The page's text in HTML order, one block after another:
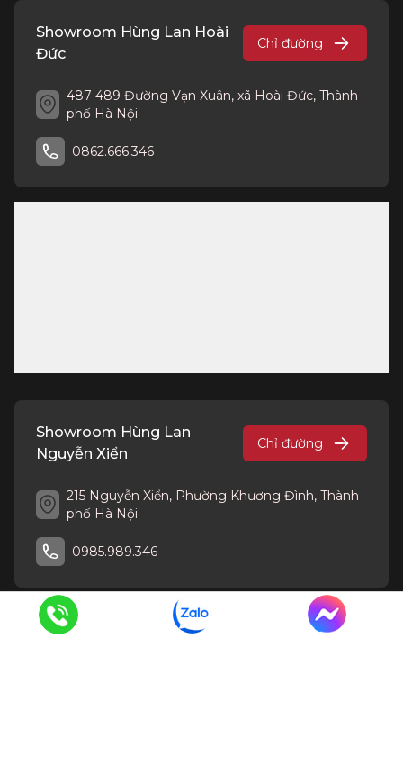
Showroom Hùng Lan Hoài
Đức
Chỉ đường
487-489 Đường Vạn Xuân, xã Hoài Đức, Thành
phố Hà Nội
0862.666.346
Showroom Hùng Lan
Nguyễn Xiển
Chỉ đường
215 Nguyễn Xiển, Phường Khương Đình, Thành
phố Hà Nội
0985.989.346